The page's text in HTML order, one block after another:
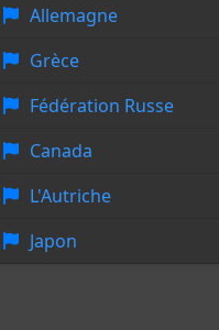
Allemagne
Grèce
Fédération Russe
Canada
L'Autriche
Japon